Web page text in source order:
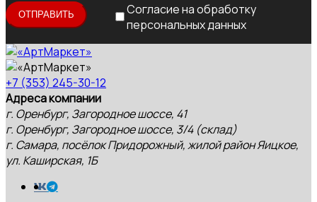
Согласие на обработку
персональных данных
+7 (353) 245-30-12
Адреса компании
г. Оренбург, Загородное шоссе, 41
г. Оренбург, Загородное шоссе, 3/4 (склад)
г. Самара, посёлок Придорожный, жилой район Яицкое,
ул. Каширская, 1Б